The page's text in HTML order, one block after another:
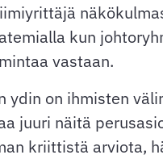
kun
vastaan.
ydin on ihmisten
juuri näitä
kriittistä arviota,